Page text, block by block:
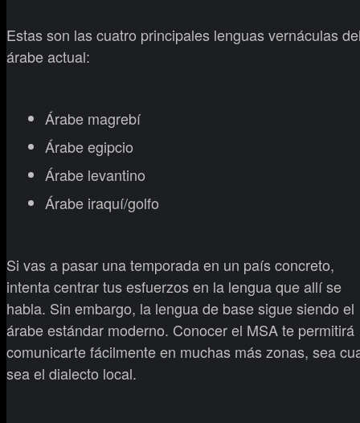
Estas son las cuatro principales lenguas vernáculas
árabe actual:
Árabe magrebí
Árabe egipcio
Árabe levantino
Árabe iraquí/golfo
Si vas a pasar una temporada en un país concreto,
intenta centrar tus esfuerzos en la lengua que allí se
habla. Sin embargo, la lengua de base sigue siendo el
árabe estándar moderno. Conocer el MSA te permitirá
comunicarte fácilmente en muchas más zonas, sea
sea el dialecto local.